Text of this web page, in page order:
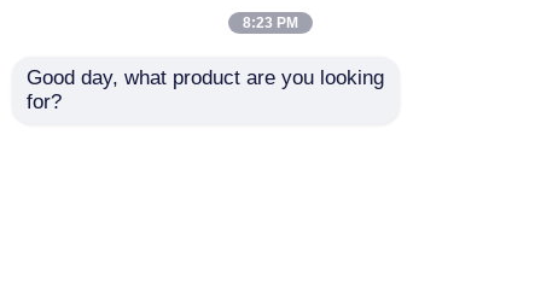
προς AISG 8 Pin
θηλυκό 10 μέτρα
8:23 PM
Good day, what product are you looking
for?